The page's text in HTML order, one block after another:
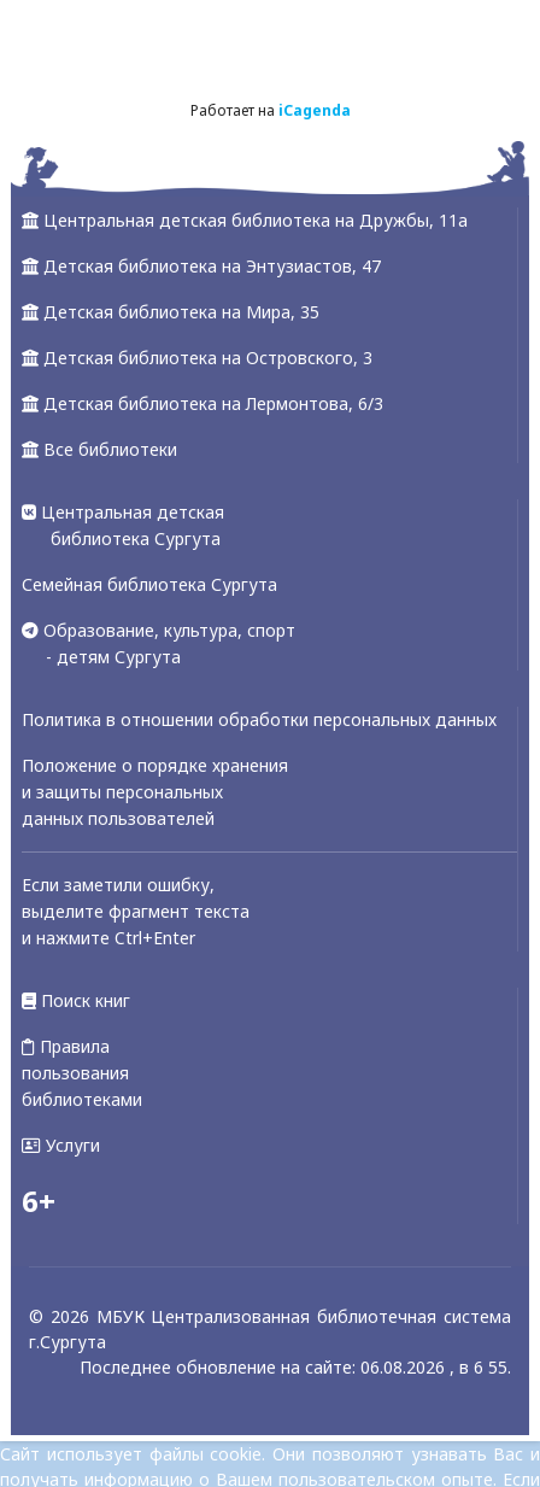
Работает на iCagenda
Центральная детская библиотека на Дружбы, 11а
Детская библиотека на Энтузиастов, 47
Детская библиотека на Мира, 35
Детская библиотека на Островского, 3
Детская библиотека на Лермонтова, 6/3
Все библиотеки
Центральная детская
библиотека Сургута
Семейная библиотека Сургута
Образование, культура, спорт
- детям Сургута
Политика в отношении обработки персональных данных
Положение о порядке хранения
и защиты персональных
данных пользователей
Если заметили ошибку,
выделите фрагмент текста
и нажмите Ctrl+Enter
Поиск книг
Правила
пользования
библиотеками
Услуги
6+
© 2026 МБУК Централизованная библиотечная система
г.Сургута
Последнее обновление на сайте: 06.08.2026 , в 6 55.
Сайт использует файлы cookie. Они позволяют узнавать Вас и
получать информацию о Вашем пользовательском опыте. Если